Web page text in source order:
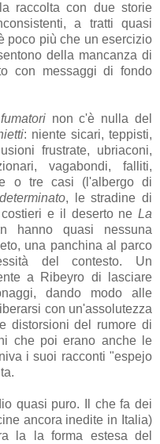
raccolta con due storie
a tratti quasi
poco più che un esercizio
della mancanza di
con messaggi di fondo
non c'è nulla del
: niente sicari, teppisti,
frustrate, ubriaconi,
vagabondi, falliti,
o tre casi (l'albergo di
, le stradine di
e il deserto neLa
hanno quasi nessuna
una panchina al parco
del contesto. Un
a Ribeyro di lasciare
dando modo alle
con un'assolutezza
distorsioni del rumore di
che poi erano anche le
i suoi racconti "espejo
quasi puro. Il che fa dei
ancora inedite in Italia)
la la forma estesa del